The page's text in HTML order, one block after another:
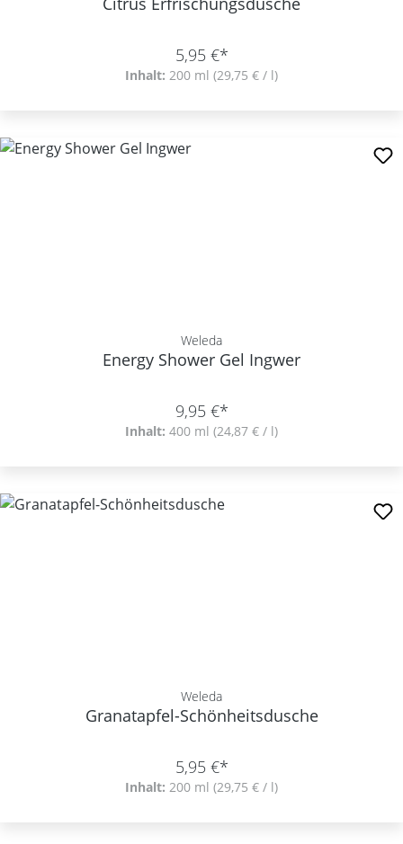
5,95 €*
Inhalt: 200 ml (29,75 € / l)
Weleda
Energy Shower Gel Ingwer
9,95 €*
Inhalt: 400 ml (24,87 € / l)
Weleda
Granatapfel-Schönheitsdusche
5,95 €*
Inhalt: 200 ml (29,75 € / l)